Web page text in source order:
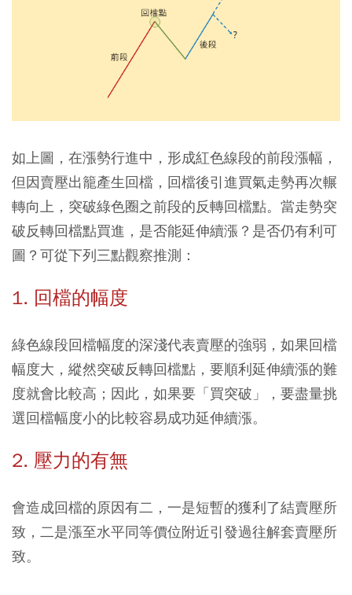
如上圖，在漲勢行進中，形成紅色線段的前段漲幅，
但因賣壓出籠產生回檔，回檔後引進買氣走勢再次輾
轉向上，突破綠色圈之前段的反轉回檔點。當走勢突
破反轉回檔點買進，是否能延伸續漲？是否仍有利可
圖？可從下列三點觀察推測：
1. 回檔的幅度
綠色線段回檔幅度的深淺代表賣壓的強弱，如果回檔
幅度大，縱然突破反轉回檔點，要順利延伸續漲的難
度就會比較高；因此，如果要「買突破」，要盡量挑
選回檔幅度小的比較容易成功延伸續漲。
2. 壓力的有無
會造成回檔的原因有二，一是短暫的獲利了結賣壓所
致，二是漲至水平同等價位附近引發過往解套賣壓所
致。